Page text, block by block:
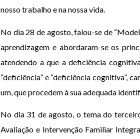
nosso trabalho e na nossa vida.
No dia 28 de agosto, falou-se de
aprendizagem e abordaram-se os
atendendo a que a deficiência
“deficiência” e “deficiência cognitiva”,
um, que procedem à sua adequada
No dia 31 de agosto, o tema do
Avaliação e Intervenção Familiar